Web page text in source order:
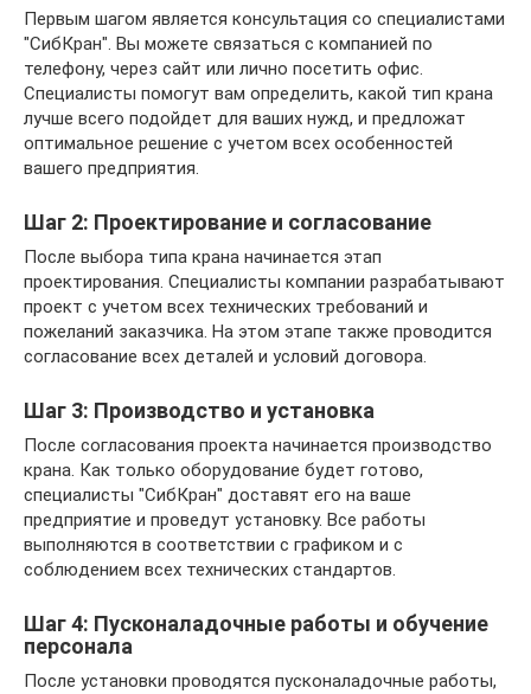
Первым шагом является консультация со специалистами
"СибКран". Вы можете связаться с компанией по
телефону, через сайт или лично посетить офис.
Специалисты помогут вам определить, какой тип крана
лучше всего подойдет для ваших нужд, и предложат
оптимальное решение с учетом всех особенностей
вашего предприятия.
Шаг 2: Проектирование и согласование
После выбора типа крана начинается этап
проектирования. Специалисты компании разрабатывают
проект с учетом всех технических требований и
пожеланий заказчика. На этом этапе также проводится
согласование всех деталей и условий договора.
Шаг 3: Производство и установка
После согласования проекта начинается производство
крана. Как только оборудование будет готово,
специалисты "СибКран" доставят его на ваше
предприятие и проведут установку. Все работы
выполняются в соответствии с графиком и с
соблюдением всех технических стандартов.
Шаг 4: Пусконаладочные работы и обучение
персонала
После установки проводятся пусконаладочные работы,